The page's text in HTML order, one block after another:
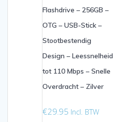
Flashdrive – 256GB –
OTG – USB-Stick –
Stootbestendig
Design – Leessnelheid
tot 110 Mbps – Snelle
Overdracht – Zilver
€29.95 Incl. BTW